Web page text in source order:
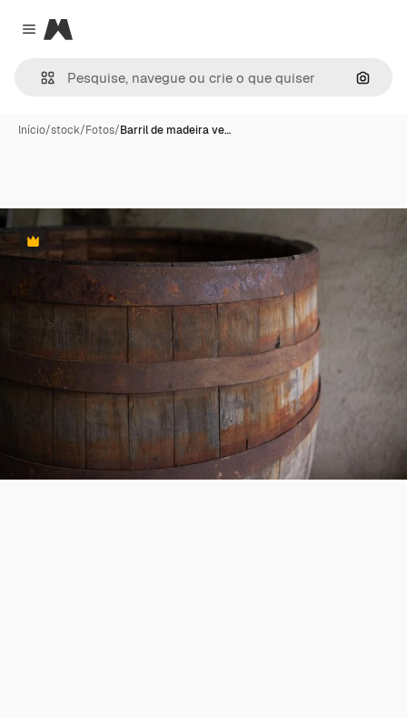
Close menu
Magnific
Início/stock/Fotos/Barril de madeira ve…
Premium